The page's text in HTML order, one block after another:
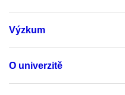
Výzkum
O univerzitě